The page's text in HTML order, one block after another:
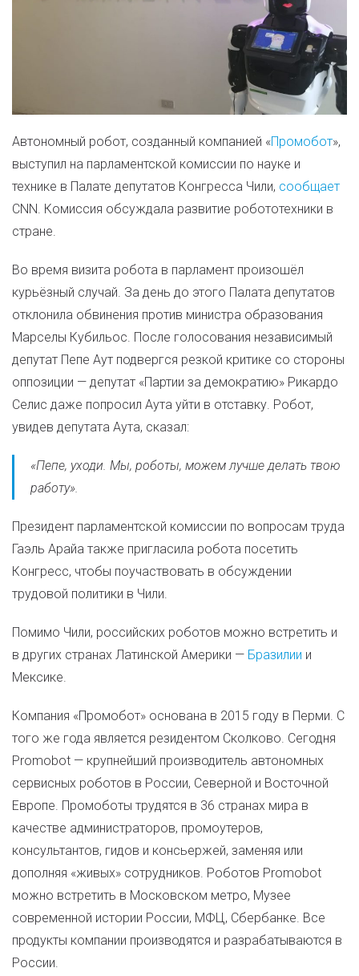
Автономный робот, созданный компанией «Промобот»,
выступил на парламентской комиссии по науке и
технике в Палате депутатов Конгресса Чили, сообщает
CNN. Комиссия обсуждала развитие робототехники в
стране.
Во время визита робота в парламент произошёл
курьёзный случай. За день до этого Палата депутатов
отклонила обвинения против министра образования
Марселы Кубильос. После голосования независимый
депутат Пепе Аут подвергся резкой критике со стороны
оппозиции — депутат «Партии за демократию» Рикардо
Селис даже попросил Аута уйти в отставку. Робот,
увидев депутата Аута, сказал:
«Пепе, уходи. Мы, роботы, можем лучше делать твою
работу».
Президент парламентской комиссии по вопросам труда
Гаэль Арайа также пригласила робота посетить
Конгресс, чтобы поучаствовать в обсуждении
трудовой политики в Чили.
Помимо Чили, российских роботов можно встретить и
в других странах Латинской Америки — Бразилии и
Мексике.
Компания «Промобот» основана в 2015 году в Перми. С
того же года является резидентом Сколково. Сегодня
Promobot — крупнейший производитель автономных
сервисных роботов в России, Северной и Восточной
Европе. Промоботы трудятся в 36 странах мира в
качестве администраторов, промоутеров,
консультантов, гидов и консьержей, заменяя или
дополняя «живых» сотрудников. Роботов Promobot
можно встретить в Московском метро, Музее
современной истории России, МФЦ, Сбербанке. Все
продукты компании производятся и разрабатываются в
России.